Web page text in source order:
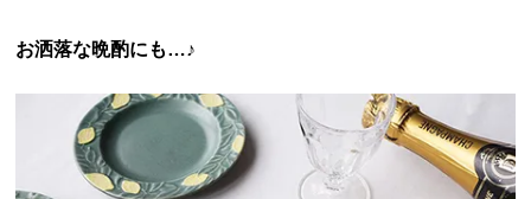
お洒落な晩酌にも…♪